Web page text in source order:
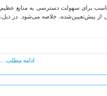
برای سهولت دسترسی به منابع عظیم
از پیش‌تعیین‌شده، خلاصه می‌شود. در ذیل،
ادامه مطلب ...